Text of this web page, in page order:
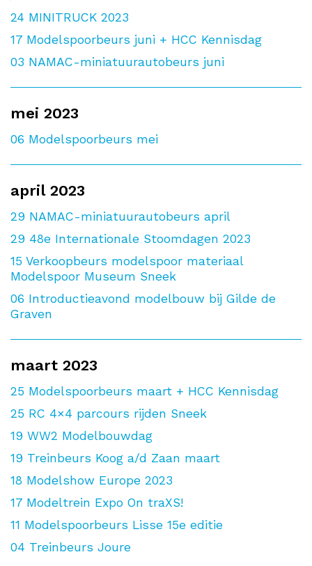
24 MINITRUCK 2023
17 Modelspoorbeurs juni + HCC Kennisdag
03 NAMAC-miniatuurautobeurs juni
mei 2023
06 Modelspoorbeurs mei
april 2023
29 NAMAC-miniatuurautobeurs april
29 48e Internationale Stoomdagen 2023
15 Verkoopbeurs modelspoor materiaal
Modelspoor Museum Sneek
06 Introductieavond modelbouw bij Gilde de
Graven
maart 2023
25 Modelspoorbeurs maart + HCC Kennisdag
25 RC 4×4 parcours rijden Sneek
19 WW2 Modelbouwdag
19 Treinbeurs Koog a/d Zaan maart
18 Modelshow Europe 2023
17 Modeltrein Expo On traXS!
11 Modelspoorbeurs Lisse 15e editie
04 Treinbeurs Joure